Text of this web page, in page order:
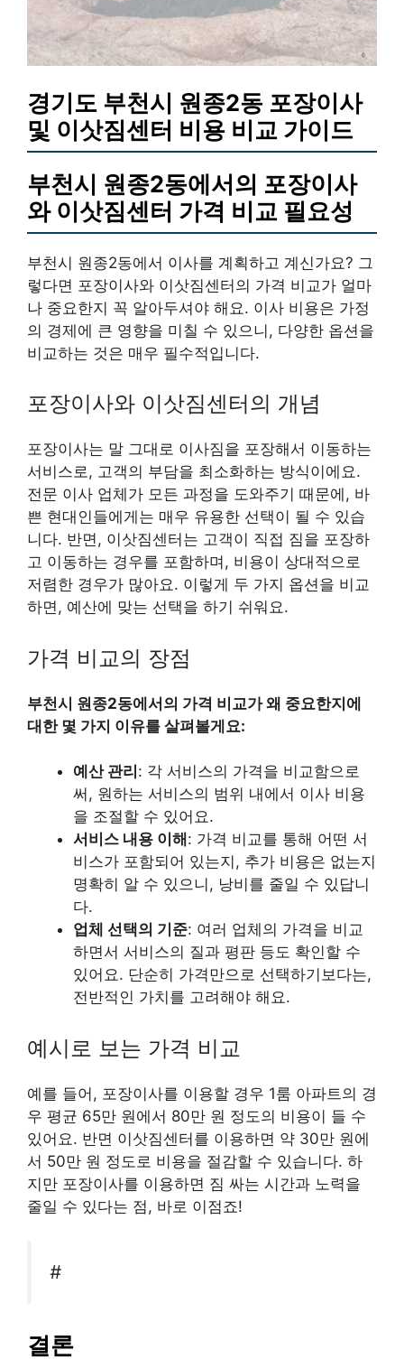
경기도 부천시 원종2동 포장이사
및 이삿짐센터 비용 비교 가이드
부천시 원종2동에서의 포장이사
와 이삿짐센터 가격 비교 필요성
부천시 원종2동에서 이사를 계획하고 계신가요? 그
렇다면 포장이사와 이삿짐센터의 가격 비교가 얼마
나 중요한지 꼭 알아두셔야 해요. 이사 비용은 가정
의 경제에 큰 영향을 미칠 수 있으니, 다양한 옵션을
비교하는 것은 매우 필수적입니다.
포장이사와 이삿짐센터의 개념
포장이사는 말 그대로 이사짐을 포장해서 이동하는
서비스로, 고객의 부담을 최소화하는 방식이에요.
전문 이사 업체가 모든 과정을 도와주기 때문에, 바
쁜 현대인들에게는 매우 유용한 선택이 될 수 있습
니다. 반면, 이삿짐센터는 고객이 직접 짐을 포장하
고 이동하는 경우를 포함하며, 비용이 상대적으로
저렴한 경우가 많아요. 이렇게 두 가지 옵션을 비교
하면, 예산에 맞는 선택을 하기 쉬워요.
가격 비교의 장점
부천시 원종2동에서의 가격 비교가 왜 중요한지에
대한 몇 가지 이유를 살펴볼게요:
예산 관리 : 각 서비스의 가격을 비교함으로
써, 원하는 서비스의 범위 내에서 이사 비용
을 조절할 수 있어요.
서비스 내용 이해 : 가격 비교를 통해 어떤 서
비스가 포함되어 있는지, 추가 비용은 없는지
명확히 알 수 있으니, 낭비를 줄일 수 있답니
다.
업체 선택의 기준: 여러 업체의 가격을 비교
하면서 서비스의 질과 평판 등도 확인할 수
있어요. 단순히 가격만으로 선택하기보다는,
전반적인 가치를 고려해야 해요.
예시로 보는 가격 비교
예를 들어, 포장이사를 이용할 경우 1룸 아파트의 경
우 평균 65만 원에서 80만 원 정도의 비용이 들 수
있어요. 반면 이삿짐센터를 이용하면 약 30만 원에
서 50만 원 정도로 비용을 절감할 수 있습니다. 하
지만 포장이사를 이용하면 짐 싸는 시간과 노력을
줄일 수 있다는 점, 바로 이점죠!
#
결론